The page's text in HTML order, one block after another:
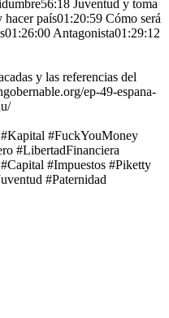
Juventud y toma
país01:20:59 Cómo será
Antagonista01:29:12
y las referencias del
ep-49-espana-
#FuckYouMoney
#LibertadFinanciera
#Impuestos #Piketty
#Paternidad